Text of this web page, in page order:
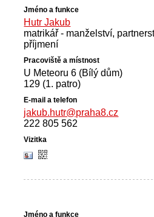
Hutr Jakub
matrikář - manželství,
příjmení
U Meteoru 6 (Bílý dům)
129 (1. patro)
jakub.hutr@praha8.cz
222 805 562